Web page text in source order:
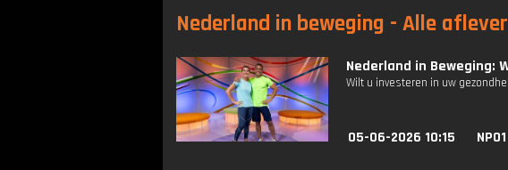
Nederland in beweging - Alle
Nederland in Beweging:
Wilt u investeren in uw
05-06-2026 10:15 NPO1